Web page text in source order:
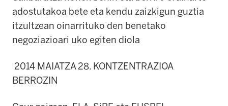
adostutakoa bete eta kendu zaizkigun guztia
itzultzean oinarrituko den benetako
negoziazioari uko egiten diola
2014 MAIATZA 28. KONTZENTRAZIOA
BERROZIN